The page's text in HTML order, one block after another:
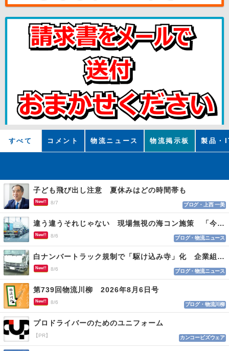
すべて コメント 物流ニュース 物流掲示板 製品・
子ども飛び出し注意 夏休みはどの時間帯も
New!! 8/7 ブログ・上西 一美
違う違うそれじゃない 現場無視の海コン施策 「今でも平均２～３時間は待つ」
New!! 8/6 ブログ・物流ニュース
白ナンバートラック規制で「駆け込み寺」化 企業組合が入会基準を見直しへ
New!! 8/6 ブログ・物流ニュース
第739回物流川柳 2026年8月6日号
New!! 8/6 ブログ・物流川柳
プロドライバーのためのユニフォーム
【PR】 カンコービズウェア